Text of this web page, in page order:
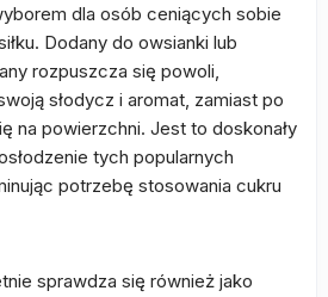
dla osób ceniących sobie
Dodany do owsianki lub
rozpuszcza się powoli,
słodycz i aromat, zamiast po
na powierzchni. Jest to doskonały
tych popularnych
potrzebę stosowania cukru
sprawdza się również jako